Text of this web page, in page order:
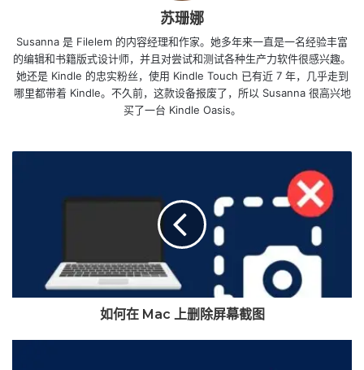
苏珊娜
Susanna 是 Filelem 的内容经理和作家。她多年来一直是一名经验丰富
的编辑和书籍版式设计师，并且对尝试和测试各种生产力软件很感兴趣。
她还是 Kindle 的忠实粉丝，使用 Kindle Touch 已有近 7 年，几乎走到
哪里都带着 Kindle。不久前，这款设备报废了，所以 Susanna 很高兴地
买了一台 Kindle Oasis。
如何在 Mac 上删除屏幕截图